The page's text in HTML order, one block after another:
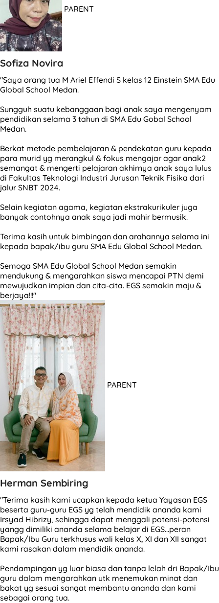
PARENT
Sofiza Novira
"Saya orang tua M Ariel Effendi S kelas 12 Einstein SMA Edu
Global School Medan.
Sungguh suatu kebanggaan bagi anak saya mengenyam
pendidikan selama 3 tahun di SMA Edu Gobal School
Medan.
Berkat metode pembelajaran & pendekatan guru kepada
para murid yg merangkul & fokus mengajar agar anak2
semangat & mengerti pelajaran akhirnya anak saya lulus
di Fakultas Teknologi Industri Jurusan Teknik Fisika dari
jalur SNBT 2024.
Selain kegiatan agama, kegiatan ekstrakurikuler juga
banyak contohnya anak saya jadi mahir bermusik.
Terima kasih untuk bimbingan dan arahannya selama ini
kepada bapak/ibu guru SMA Edu Global School Medan.
Semoga SMA Edu Global School Medan semakin
mendukung & mengarahkan siswa mencapai PTN demi
mewujudkan impian dan cita-cita. EGS semakin maju &
berjaya!!!"
PARENT
Herman Sembiring
"Terima kasih kami ucapkan kepada ketua Yayasan EGS
beserta guru-guru EGS yg telah mendidik ananda kami
Irsyad Hibrizy, sehingga dapat menggali potensi-potensi
yangg dimiliki ananda selama belajar di EGS...peran
Bapak/Ibu Guru terkhusus wali kelas X, XI dan XII sangat
kami rasakan dalam mendidik ananda.
Pendampingan yg luar biasa dan tanpa lelah dri Bapak/Ibu
guru dalam mengarahkan utk menemukan minat dan
bakat yg sesuai sangat membantu ananda dan kami
sebagai orang tua.